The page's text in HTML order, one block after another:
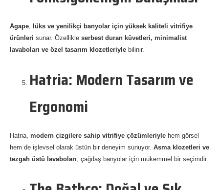
Agape, lüks ve yenilikçi banyolar için yüksek kaliteli vitrifiye
ürünleri sunar. Özellikle serbest duran küvetleri, minimalist
lavaboları ve özel tasarım klozetleriyle bilinir.
Hatria: Modern Tasarım ve
Ergonomi
Hatria, modern çizgilere sahip vitrifiye çözümleriyle hem görsel
hem de işlevsel olarak üstün bir deneyim sunuyor. Asma klozetleri ve
tezgah üstü lavaboları , çağdaş banyolar için mükemmel bir seçimdir.